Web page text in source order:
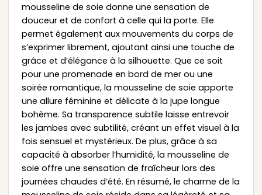
mousseline de soie donne une sensation de
douceur et de confort à celle qui la porte. Elle
permet également aux mouvements du corps de
s’exprimer librement, ajoutant ainsi une touche de
grâce et d’élégance à la silhouette. Que ce soit
pour une promenade en bord de mer ou une
soirée romantique, la mousseline de soie apporte
une allure féminine et délicate à la jupe longue
bohème. Sa transparence subtile laisse entrevoir
les jambes avec subtilité, créant un effet visuel à la
fois sensuel et mystérieux. De plus, grâce à sa
capacité à absorber l’humidité, la mousseline de
soie offre une sensation de fraîcheur lors des
journées chaudes d’été. En résumé, le charme de la